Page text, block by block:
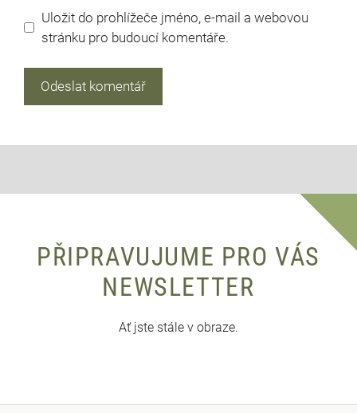
Uložit do prohlížeče jméno, e-mail a webovou
stránku pro budoucí komentáře.
PŘIPRAVUJUME PRO VÁS
NEWSLETTER
Ať jste stále v obraze.